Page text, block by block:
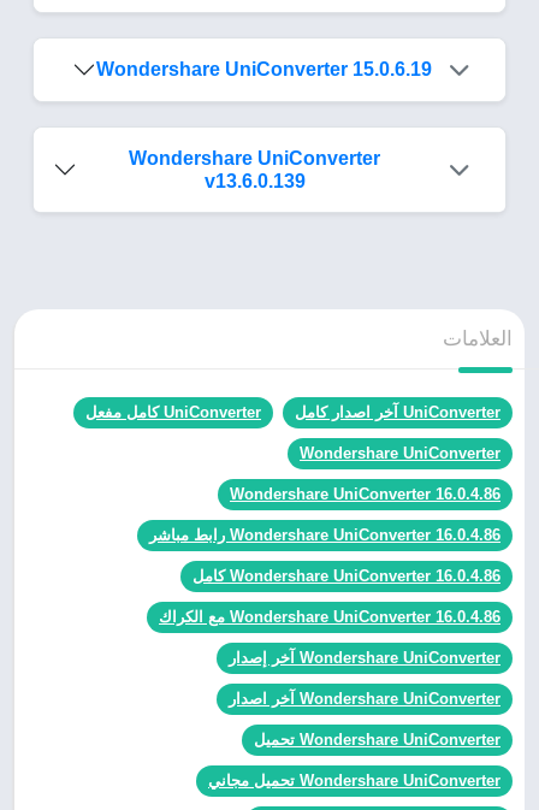
Wondershare UniConverter 15.0.6.19
Wondershare UniConverter
v13.6.0.139
العلامات
UniConverter آخر اصدار كامل UniConverter كامل مفعل
Wondershare UniConverter
Wondershare UniConverter 16.0.4.86
Wondershare UniConverter 16.0.4.86 رابط مباشر
Wondershare UniConverter 16.0.4.86 كامل
Wondershare UniConverter 16.0.4.86 مع الكراك
Wondershare UniConverter آخر إصدار
Wondershare UniConverter آخر اصدار
Wondershare UniConverter تحميل
Wondershare UniConverter تحميل مجاني